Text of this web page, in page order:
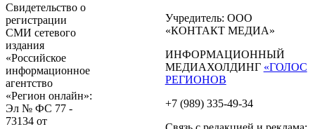
Свидетельство о
регистрации
СМИ сетевого
издания
«Российское
информационное
агентство
«Регион онлайн»:
Эл № ФС 77 -
73134 от
Учредитель: ООО
«КОНТАКТ МЕДИА»
ИНФОРМАЦИОННЫЙ
МЕДИАХОЛДИНГ «ГОЛОС
РЕГИОНОВ
+7 (989) 335-49-34